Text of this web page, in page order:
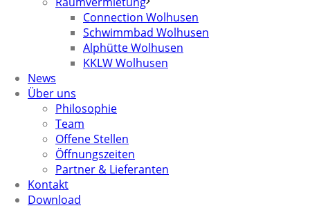
Connection Wolhusen
Schwimmbad Wolhusen
Alphütte Wolhusen
KKLW Wolhusen
News
Über uns
Philosophie
Team
Offene Stellen
Öffnungszeiten
Partner & Lieferanten
Kontakt
Download